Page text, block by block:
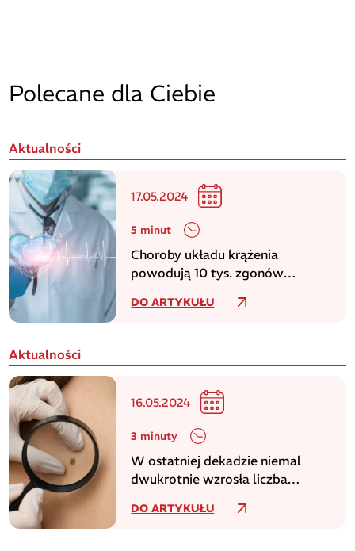
Polecane dla Ciebie
Aktualności
17.05.2024
5 minut
Choroby układu krążenia
powodują 10 tys. zgonów
WHO
DO ARTYKUŁU
Aktualności
16.05.2024
3 minuty
W ostatniej dekadzie niemal
dwukrotnie wzrosła liczba
DO ARTYKUŁU